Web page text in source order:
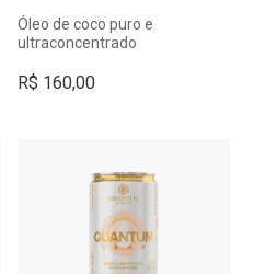
Óleo de coco puro e
ultraconcentrado
R$ 160,00